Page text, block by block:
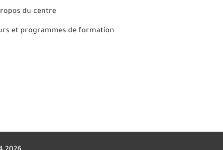
du centre
et programmes de formation